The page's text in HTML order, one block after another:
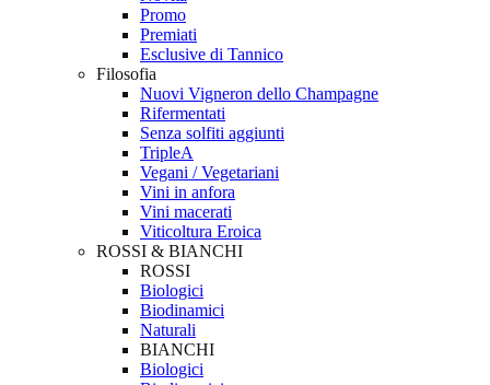
Promo
Premiati
Esclusive di Tannico
Filosofia
Nuovi Vigneron dello Champagne
Rifermentati
Senza solfiti aggiunti
TripleA
Vegani / Vegetariani
Vini in anfora
Vini macerati
Viticoltura Eroica
ROSSI & BIANCHI
ROSSI
Biologici
Biodinamici
Naturali
BIANCHI
Biologici